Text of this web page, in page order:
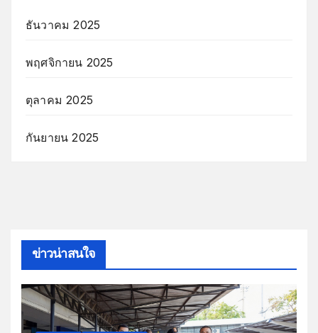
ธันวาคม 2025
พฤศจิกายน 2025
ตุลาคม 2025
กันยายน 2025
ข่าวน่าสนใจ